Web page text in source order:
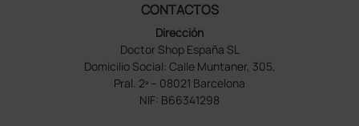
CONTACTOS
Dirección
Doctor Shop España SL
Domicilio Social: Calle Muntaner, 305,
Pral. 2ª – 08021 Barcelona
NIF: B66341298